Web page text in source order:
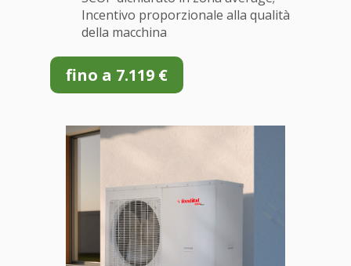
Incentivo proporzionale alla qualità
della macchina
fino a 7.119 €